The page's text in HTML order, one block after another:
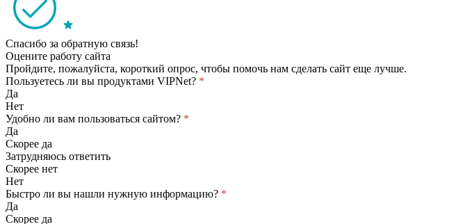
Спасибо за обратную связь!
Оцените работу сайта
Пройдите, пожалуйста, короткий опрос, чтобы помочь нам сделать сайт еще лучше.
Пользуетесь ли вы продуктами VIPNet? *
Да
Нет
Удобно ли вам пользоваться сайтом? *
Да
Скорее да
Затрудняюсь ответить
Скорее нет
Нет
Быстро ли вы нашли нужную информацию? *
Да
Скорее да